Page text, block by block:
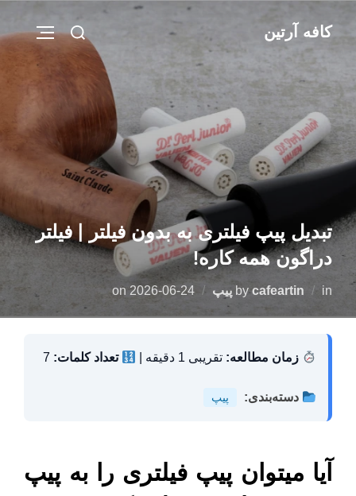
content
کافه آرتین
Search
for:
تبدیل پیپ فیلتری به بدون فیلتر | فیلتر
دراگون همه کاره!
bycafeartin in پیپ on
Posted 2026-06-24
زمان مطالعه: تقریبی 1 دقیقه | تعداد کلمات:
دسته‌بندی: پیپ
آیا میتوان پیپ فیلتری را به پیپ